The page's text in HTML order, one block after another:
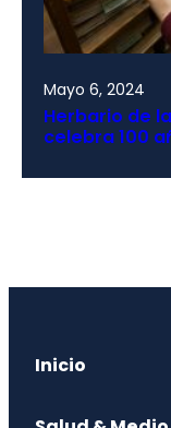
Mayo 6, 2024
Herbario de
celebra 100
Inicio